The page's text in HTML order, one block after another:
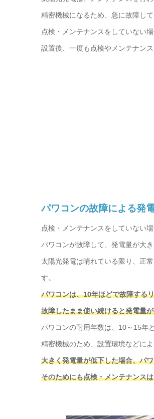
精密機械になるため、急に故障し
点検・メンテナンスをしていない
設置後、一度も点検やメンテナン
パワコンの故障による発
点検・メンテナンスをしていない
パワコンが故障して、発電量が大
太陽光発電は晴れている限り、正
す。
パワコンは、10年ほどで故障する
故障したまま使い続けると発電量
パワコンの耐用年数は、10～15年
精密機械のため、設置環境などに
大きく発電量が低下した場合、パ
そのためにも点検・メンテナンス